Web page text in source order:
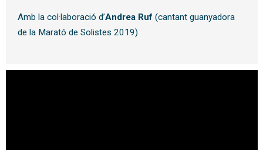
Amb la col·laboració d’Andrea Ruf (cantant guanyadora
de la Marató de Solistes 2019)